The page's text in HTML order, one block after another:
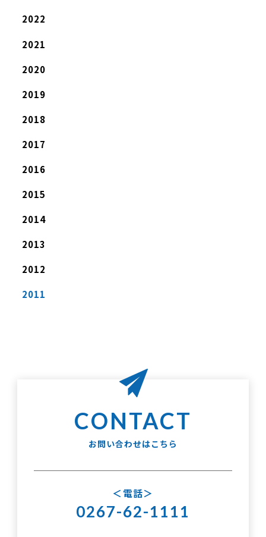
2022
2021
2020
2019
2018
2017
2016
2015
2014
2013
2012
2011
お問い合わせはこちら
電話
0267-62-1111